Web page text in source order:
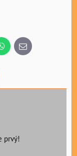
WhatsApp
E-
mail
prvý!